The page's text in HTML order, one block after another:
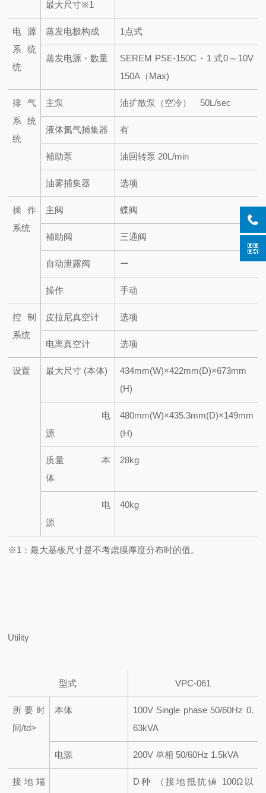
最大尺寸※1
电源
系统
统
蒸发电极构成 1点式
蒸发电源・数量 SEREM PSE-150C・1 式0～10V
150A（Max)
排气
系统
统
主泵 油扩散泵（空冷） 50L/sec
液体氮气捕集器 有
補助泵 油回转泵 20L/min
油雾捕集器 选项
操作
系统
主阀 蝶阀
補助阀 三通阀
自动泄露阀 ー
操作 手动
控制
系统
皮拉尼真空计 选项
电离真空计 选项
设置 最大尺寸 (本体)
434mm(W)×422mm(D)×673mm
(H)
电
源
480mm(W)×435.3mm(D)×149mm
(H)
质量 本
体
28kg
电
源
40kg
※1：最大基板尺寸是不考虑膜厚度分布时的值。
Utility
型式 VPC-061
所要时
间/td>
本体
100V Single phase 50/60Hz 0.
63kVA
电源 200V 单相 50/60Hz 1.5kVA
接地端
D种 （接地抵抗値 100Ω以